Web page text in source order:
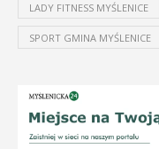
LADY FITNESS MYŚLENICE
SPORT GMINA MYŚLENICE